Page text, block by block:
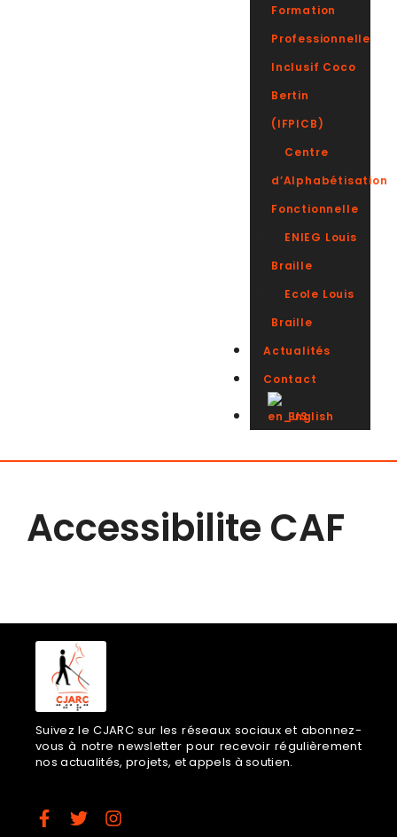
Formation
Professionnelle
Inclusif Coco
Bertin
(IFPICB)
Centre
d’Alphabétisation
Fonctionnelle
ENIEG Louis
Braille
Ecole Louis
Braille
Actualités
Contact
English
Accessibilite CAF
Suivez le CJARC sur les réseaux sociaux et abonnez-
vous à notre newsletter pour recevoir régulièrement
nos actualités, projets, et appels à soutien.